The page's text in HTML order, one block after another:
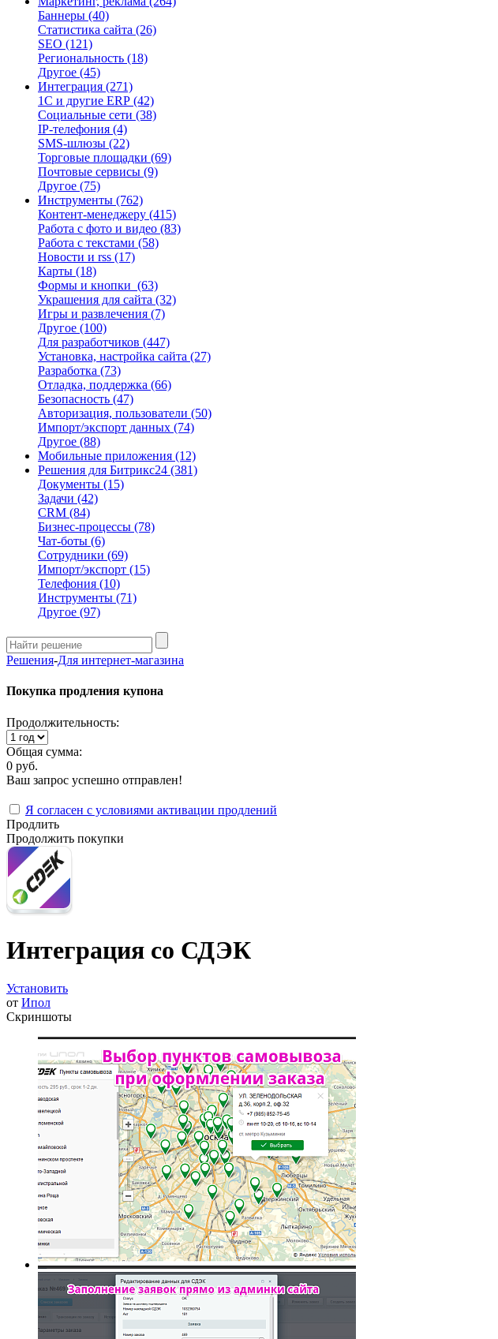
Баннеры (40)
Статистика сайта (26)
SEO (121)
Региональность (18)
Другое (45)
Интеграция (271)
1С и другие ERP (42)
Социальные сети (38)
IP-телефония (4)
SMS-шлюзы (22)
Торговые площадки (69)
Почтовые сервисы (9)
Другое (75)
Инструменты (762)
Контент-менеджеру (415)
Работа с фото и видео (83)
Работа с текстами (58)
Новости и rss (17)
Карты (18)
Формы и кнопки (63)
Украшения для сайта (32)
Игры и развлечения (7)
Другое (100)
Для разработчиков (447)
Установка, настройка сайта (27)
Разработка (73)
Отладка, поддержка (66)
Безопасность (47)
Авторизация, пользователи (50)
Импорт/экспорт данных (74)
Другое (88)
Мобильные приложения (12)
Решения для Битрикс24 (381)
Документы (15)
Задачи (42)
CRM (84)
Бизнес-процессы (78)
Чат-боты (6)
Сотрудники (69)
Импорт/экспорт (15)
Телефония (10)
Инструменты (71)
Другое (97)
Решения-Для интернет-магазина
Покупка продления купона
Продолжительность:
Общая сумма:
0 руб.
Ваш запрос успешно отправлен!
Я согласен с условиями активации продлений
Продлить
Продолжить покупки
Интеграция со СДЭК
Установить
от Ипол
Скриншоты